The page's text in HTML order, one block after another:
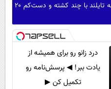
تیراندازی مرگبار در مدرسه تایلند با چند کشته و دست‌کم ۲۰
درد زانو رو برای همیشه از
یادت ببر! ◀ پرسش‌نامه رو
تکمیل کن ▶